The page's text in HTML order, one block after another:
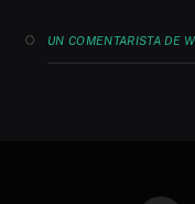
UN COMENTARISTA DE